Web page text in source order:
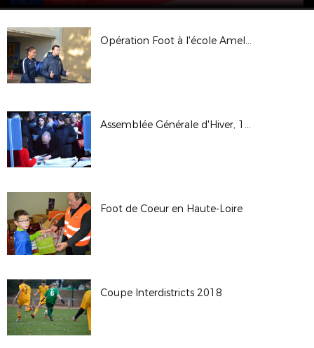
Opération Foot à l'école Amel MAJRI
Assemblée Générale d'Hiver, 15 décembre 2018 à Lyon
Foot de Coeur en Haute-Loire
Coupe Interdistricts 2018